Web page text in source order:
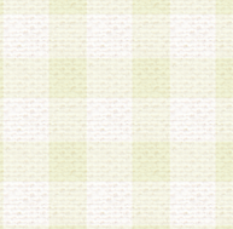
景品、調査サンプル品
等の問い合わせなどへ
はグループ形式による
務
その他の登録情報につ